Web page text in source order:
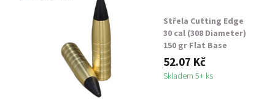
Střela Cutting Edge
30 cal (308 Diameter)
150 gr Flat Base
Raptor
52.07 Kč
Skladem 5+ ks